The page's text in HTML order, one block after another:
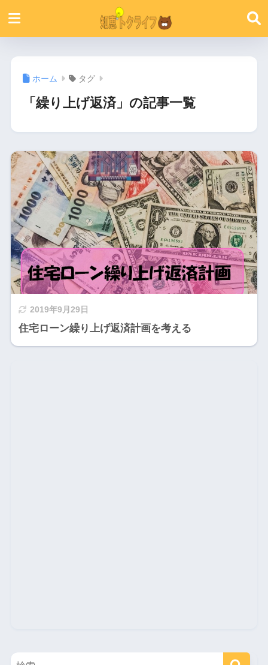
ホーム タグ
「繰り上げ返済」の記事一覧
2019年9月29日
住宅ローン繰り上げ返済計画を考える